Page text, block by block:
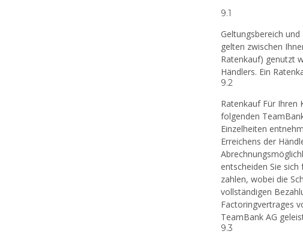
9.1
Geltungsbereich
gelten zwischen
Ratenkauf) genutzt
Händlers. Ein
9.2
Ratenkauf Für Ihren
folgenden
Einzelheiten
Erreichens der
entscheiden Sie
zahlen, wobei die
vollständigen
Factoringvertrages
TeamBank AG
9.3